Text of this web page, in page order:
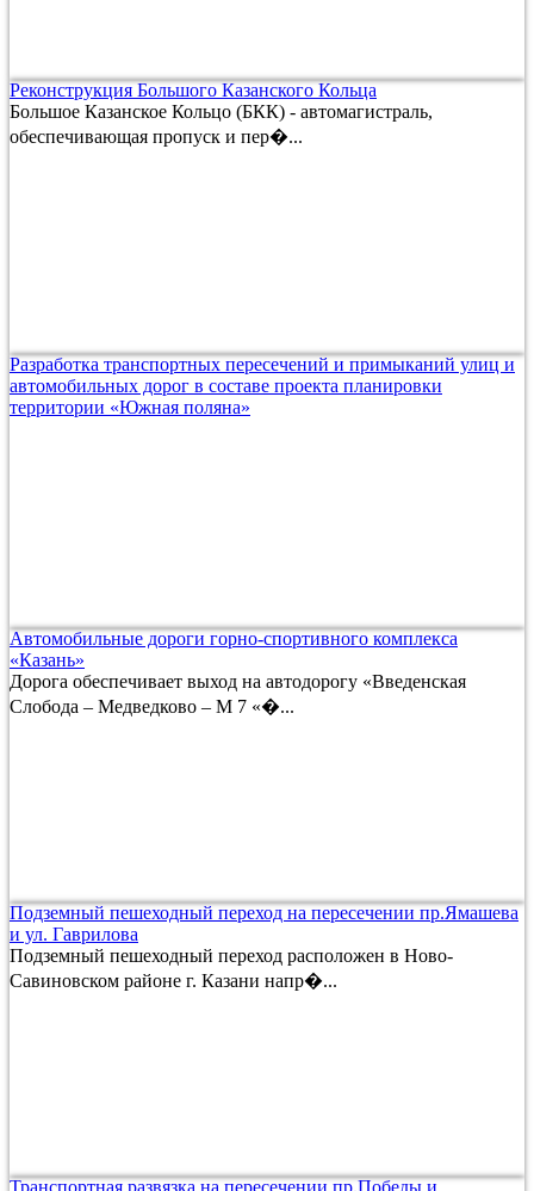
Реконструкция Большого Казанского Кольца
Большое Казанское Кольцо (БКК) - автомагистраль,
обеспечивающая пропуск и пер�...
Разработка транспортных пересечений и примыканий улиц и
автомобильных дорог в составе проекта планировки
территории «Южная поляна»
Автомобильные дороги горно-спортивного комплекса
«Казань»
Дорога обеспечивает выход на автодорогу «Введенская
Слобода – Медведково – М 7 «�...
Подземный пешеходный переход на пересечении пр.Ямашева
и ул. Гаврилова
Подземный пешеходный переход расположен в Ново-
Савиновском районе г. Казани напр�...
Транспортная развязка на пересечении пр.Победы и